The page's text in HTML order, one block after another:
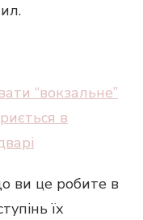
“вокзальне”
в
ви це робите в
їх